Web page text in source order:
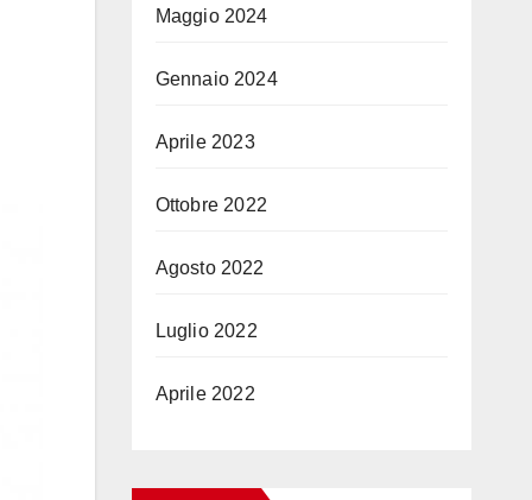
Maggio 2024
Gennaio 2024
Aprile 2023
Ottobre 2022
Agosto 2022
Luglio 2022
Aprile 2022